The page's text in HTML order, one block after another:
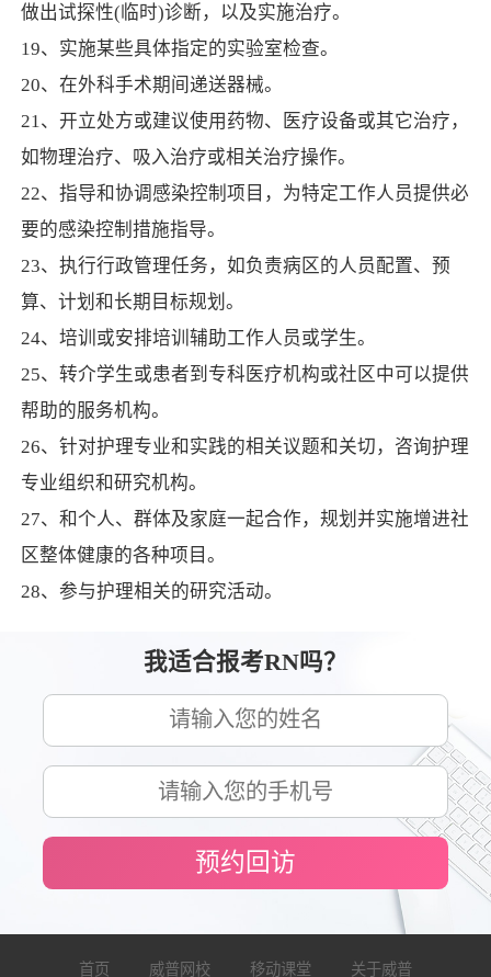
做出试探性(临时)诊断，以及实施治疗。
19、实施某些具体指定的实验室检查。
20、在外科手术期间递送器械。
21、开立处方或建议使用药物、医疗设备或其它治疗，
如物理治疗、吸入治疗或相关治疗操作。
22、指导和协调感染控制项目，为特定工作人员提供必
要的感染控制措施指导。
23、执行行政管理任务，如负责病区的人员配置、预
算、计划和长期目标规划。
24、培训或安排培训辅助工作人员或学生。
25、转介学生或患者到专科医疗机构或社区中可以提供
帮助的服务机构。
26、针对护理专业和实践的相关议题和关切，咨询护理
专业组织和研究机构。
27、和个人、群体及家庭一起合作，规划并实施增进社
区整体健康的各种项目。
28、参与护理相关的研究活动。
我适合报考RN吗？
预约回访
首页 威普网校 移动课堂 关于威普